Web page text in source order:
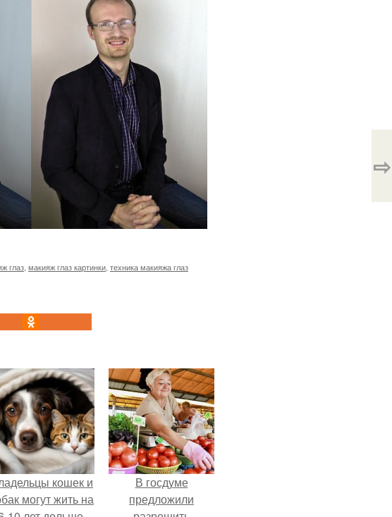
глаз макияж глаз картинки техника макияжа глаз
⇨
кошек и
могут жить на
В госдуме
предложили